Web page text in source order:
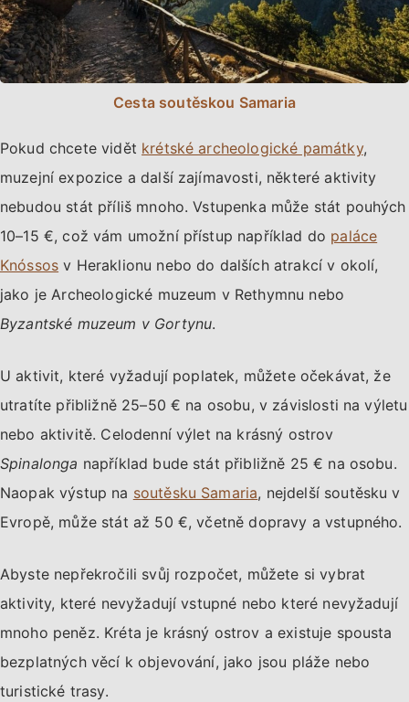
Cesta soutěskou Samaria
Pokud chcete vidět krétské archeologické památky,
muzejní expozice a další zajímavosti, některé aktivity
nebudou stát příliš mnoho. Vstupenka může stát pouhých
10–15 €, což vám umožní přístup například do paláce
Knóssos v Heraklionu nebo do dalších atrakcí v okolí,
jako je Archeologické muzeum v Rethymnu nebo
Byzantské muzeum v Gortynu.
U aktivit, které vyžadují poplatek, můžete očekávat, že
utratíte přibližně 25–50 € na osobu, v závislosti na výletu
nebo aktivitě. Celodenní výlet na krásný ostrov
Spinalonga například bude stát přibližně 25 € na osobu.
Naopak výstup na soutěsku Samaria, nejdelší soutěsku v
Evropě, může stát až 50 €, včetně dopravy a vstupného.
Abyste nepřekročili svůj rozpočet, můžete si vybrat
aktivity, které nevyžadují vstupné nebo které nevyžadují
mnoho peněz. Kréta je krásný ostrov a existuje spousta
bezplatných věcí k objevování, jako jsou pláže nebo
turistické trasy.